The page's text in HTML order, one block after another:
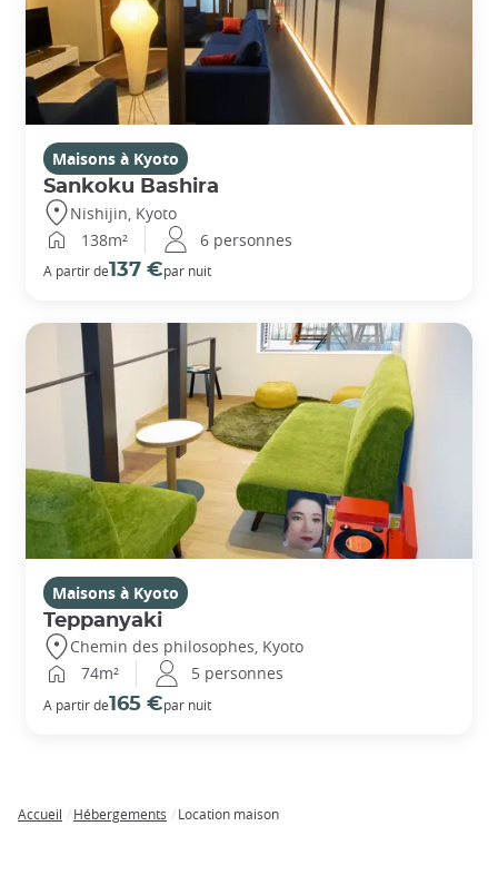
Maisons à Kyoto
Sankoku Bashira
Nishijin, Kyoto
138m²
6 personnes
A partir de137 €par nuit
Maisons à Kyoto
Teppanyaki
Chemin des philosophes, Kyoto
74m²
5 personnes
A partir de165 €par nuit
Accueil Hébergements Location maison